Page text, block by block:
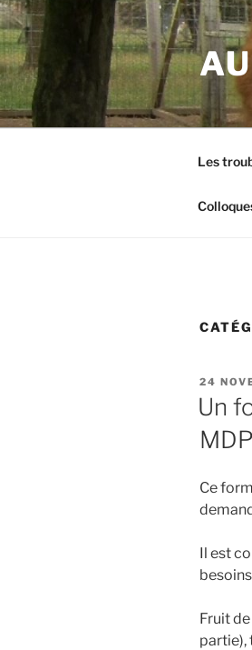
Aller
au
contenu
principal
Les
PUBLIÉ
LE
24
Un
Ce
Il est
Fruit
partie),